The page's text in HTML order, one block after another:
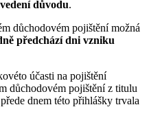
důvodu.
důchodovém pojištění možná
předchází dni vzniku
účasti na pojištění
důchodovém pojištění z titulu
dnem této přihlášky trvala